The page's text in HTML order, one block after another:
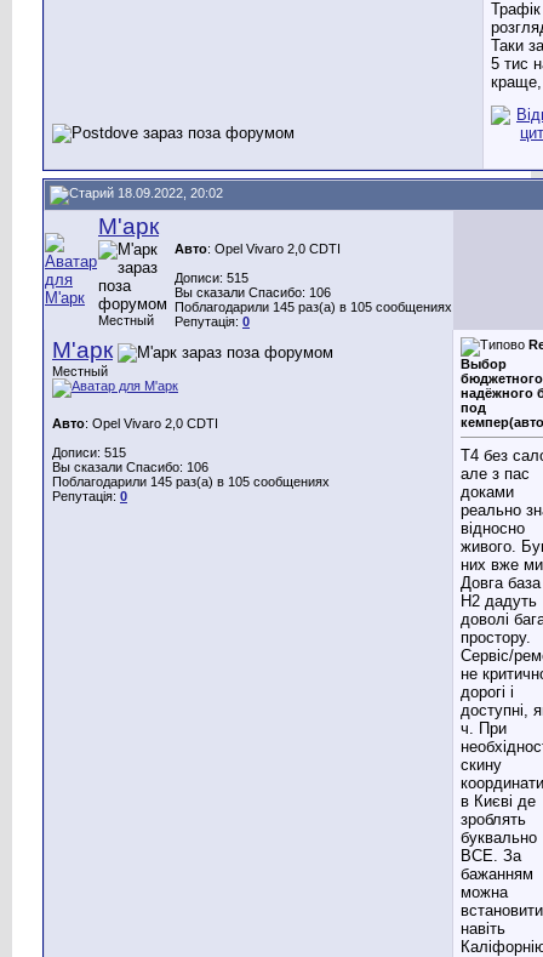
Таки
5 тис
18.09.2022, 20:02
М'арк
Местный
Авто: Opel Vivaro 2,0 CDTI
Дописи: 515
Вы сказали Спасибо: 106
Поблагодарили 145 раз(а) в 105 сообщениях
Репутація: 0
М'арк
Местный
Авто: Opel Vivaro 2,0 CDTI
Дописи: 515
Вы сказали Спасибо: 106
Поблагодарили 145 раз(а) в 105 сообщениях
Репутація: 0
Выбор
надёжного
под
Т4 без
але з пас
доками
реально
відносно
живого.
них вже
Довга
Н2 дадуть
доволі
простору.
Сервіс/
не
дорогі і
доступні,
ч. При
скину
в Києві де
зроблять
буквально
ВСЕ. За
бажанням
можна
встановити
навіть